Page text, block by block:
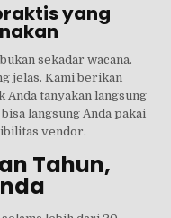
yang
sekadar wacana.
jelas. Kami berikan
tanyakan langsung
langsung Anda pakai
vendor.
Tahun,